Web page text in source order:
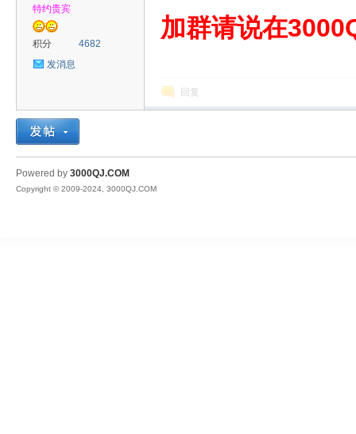
QJ
特约贵宾
积分
4682
发消息
加群请说在
回复
Powered by 3000QJ.COM
Copyright © 2009-2024, 3000QJ.COM